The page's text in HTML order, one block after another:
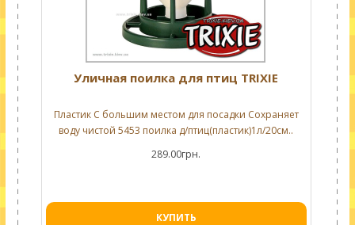
Уличная поилка для птиц TRIXIE
Пластик С большим местом для посадки Сохраняет
воду чистой 5453 поилка д/птиц(пластик)1л/20см..
289.00грн.
КУПИТЬ